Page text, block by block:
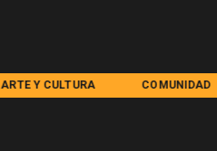
ARTE Y CULTURA COMUNIDAD